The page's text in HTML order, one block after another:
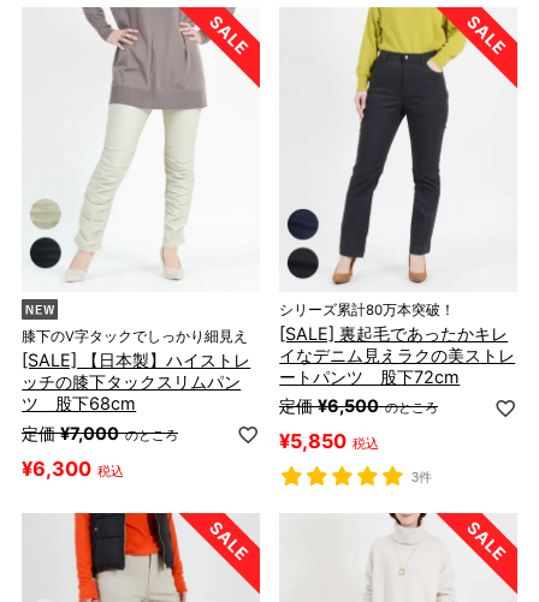
膝下のV字タックでしっかり細見え
[SALE] 【日本製】ハイストレ
ッチの膝下タックスリムパン
ツ 股下68cm
定価 ¥7,000 のところ
¥6,300 税込
シリーズ累計80万本突破！
[SALE] 裏起毛であったかキレ
イなデニム見えラクの美ストレ
ートパンツ 股下72cm
定価 ¥6,500 のところ
¥5,850 税込
3件